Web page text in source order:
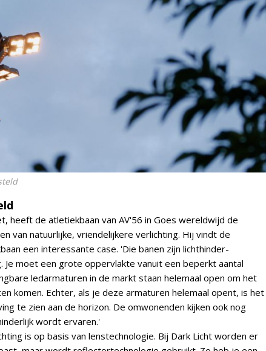
heeft de atletiekbaan van AV'56 in Goes wereldwijd de
van natuurlijke, vriendelijkere verlichting. Hij vindt de
een interessante case. 'Die banen zijn lichthinder-
Je moet een grote oppervlakte vanuit een beperkt aantal
ledarmaturen in de markt staan helemaal open om het
komen. Echter, als je deze armaturen helemaal opent, is het
te zien aan de horizon. De omwonenden kijken ook nog
wordt ervaren.'
is op basis van lenstechnologie. Bij Dark Licht worden er